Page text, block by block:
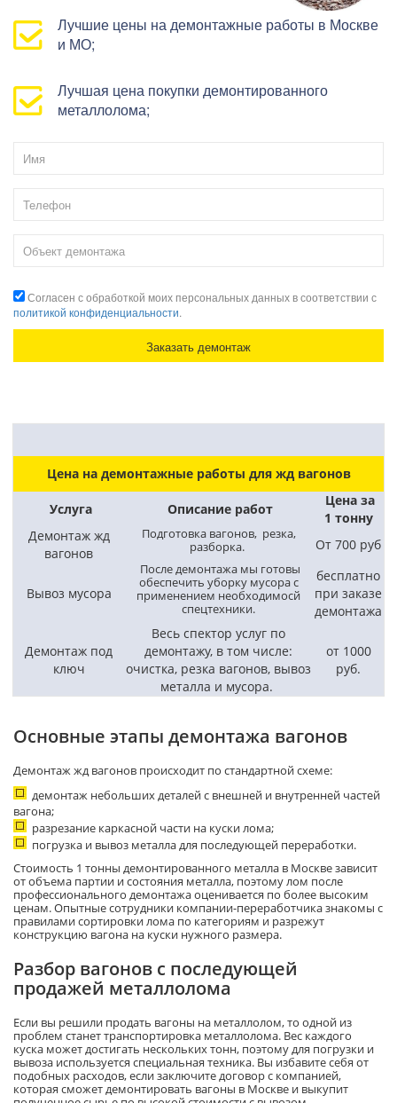
Лучшие цены на демонтажные работы в Москве
и МО;
Лучшая цена покупки демонтированного
металлолома;
Согласен с обработкой моих персональных данных в соответствии с
политикой конфиденциальности.
Цена на демонтажные работы для жд вагонов
Услуга Описание работ
Цена за
1 тонну
Демонтаж жд
вагонов
Подготовка вагонов, резка,
разборка.
От 700 руб
Вывоз мусора
После демонтажа мы готовы
обеспечить уборку мусора с
применением необходимосй
спецтехники.
бесплатно
при заказе
демонтажа
Демонтаж под
ключ
Весь спектор услуг по
демонтажу, в том числе:
очистка, резка вагонов, вывоз
металла и мусора.
от 1000
руб.
Основные этапы демонтажа вагонов
Демонтаж жд вагонов происходит по стандартной схеме:
демонтаж небольших деталей с внешней и внутренней частей
вагона;
разрезание каркасной части на куски лома;
погрузка и вывоз металла для последующей переработки.
Стоимость 1 тонны демонтированного металла в Москве зависит
от объема партии и состояния металла, поэтому лом после
профессионального демонтажа оценивается по более высоким
ценам. Опытные сотрудники компании-переработчика знакомы с
правилами сортировки лома по категориям и разрежут
конструкцию вагона на куски нужного размера.
Разбор вагонов с последующей
продажей металлолома
Если вы решили продать вагоны на металлолом, то одной из
проблем станет транспортировка металлолома. Вес каждого
куска может достигать нескольких тонн, поэтому для погрузки и
вывоза используется специальная техника. Вы избавите себя от
подобных расходов, если заключите договор с компанией,
которая сможет демонтировать вагоны в Москве и выкупит